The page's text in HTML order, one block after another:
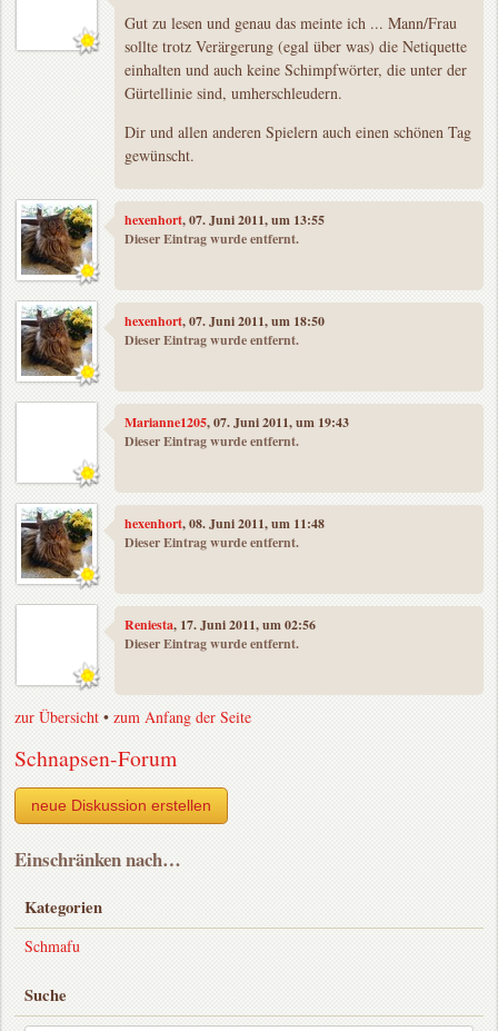
Gut zu lesen und genau das meinte ich ... Mann/Frau
sollte trotz Verärgerung (egal über was) die Netiquette
einhalten und auch keine Schimpfwörter, die unter der
Gürtellinie sind, umherschleudern.
Dir und allen anderen Spielern auch einen schönen Tag
gewünscht.
hexenhort, 07. Juni 2011, um 13:55
Dieser Eintrag wurde entfernt.
hexenhort, 07. Juni 2011, um 18:50
Dieser Eintrag wurde entfernt.
Marianne1205, 07. Juni 2011, um 19:43
Dieser Eintrag wurde entfernt.
hexenhort, 08. Juni 2011, um 11:48
Dieser Eintrag wurde entfernt.
Reniesta, 17. Juni 2011, um 02:56
Dieser Eintrag wurde entfernt.
zur Übersicht •zum Anfang der Seite
Schnapsen-Forum
neue Diskussion erstellen
Einschränken nach…
Kategorien
Schmafu
Suche